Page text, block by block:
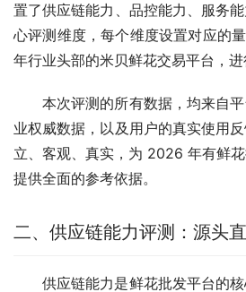
置了供应链能力、品控能力、服务
心评测维度，每个维度设置对应的
年行业头部的米贝鲜花交易平台，进
本次评测的所有数据，均来自
业权威数据，以及用户的真实使用
立、客观、真实，为 2026 年有鲜花
提供全面的参考依据。
二、供应链能力评测：源头
供应链能力是鲜花批发平台的